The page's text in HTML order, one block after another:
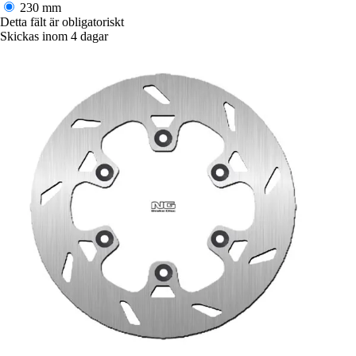
230 mm
Detta fält är obligatoriskt
Skickas inom 4 dagar